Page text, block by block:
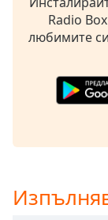
opens
subtitles
settings
subtitles
Audio
Picture-
in-
Radio
любимите